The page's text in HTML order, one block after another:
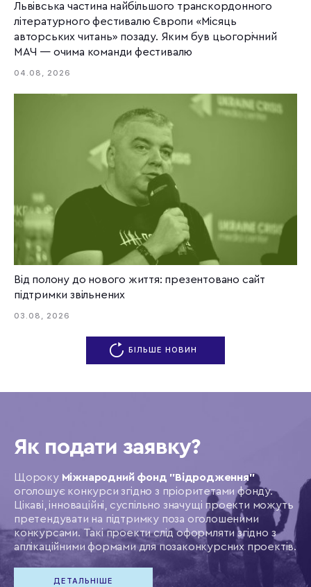
Львівська частина найбільшого транскордонного
літературного фестивалю Європи «Місяць
авторських читань» позаду. Яким був цьогорічний
МАЧ — очима команди фестивалю
04.08, 2026
Від полону до нового життя: презентовано сайт
підтримки звільнених
03.08, 2026
БІЛЬШЕ НОВИН
Як подати заявку?
Щороку Міжнародний фонд "Відродження"
оголошує конкурси згідно з пріоритетами фонду.
Цікаві, інноваційні, суспільно значущі проекти можуть
претендувати на підтримку поза оголошеними
конкурсами. Такі проекти слід оформляти згідно з
аплікаційними формами для позаконкурсних проектів.
ДЕТАЛЬНІШЕ